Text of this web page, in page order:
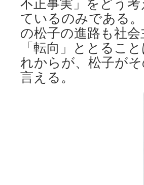
ているのみである
の松子の進路も社
「転向」ととるこ
れからが、松子が
言える。